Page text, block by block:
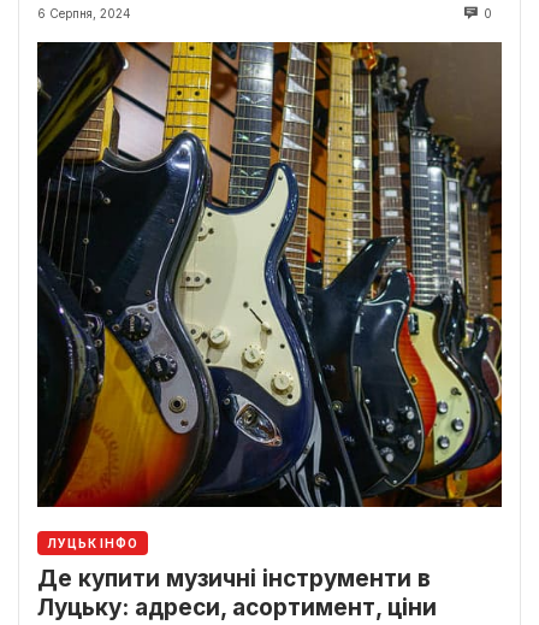
6 Серпня, 2024 0
ЛУЦЬК ІНФО
Де купити музичні інструменти в
Луцьку: адреси, асортимент, ціни